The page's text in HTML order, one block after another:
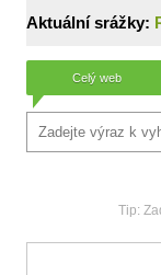
Aktuální srážky:
Celý web
Tip: